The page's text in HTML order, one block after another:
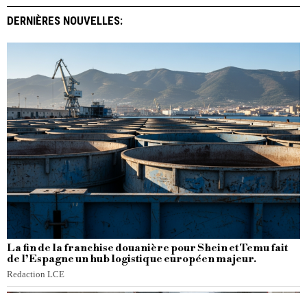
DERNIÈRES NOUVELLES:
La fin de la franchise douanière pour Shein et Temu fait
de l’Espagne un hub logistique européen majeur.
Redaction LCE